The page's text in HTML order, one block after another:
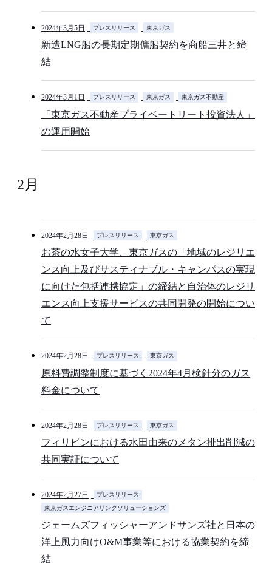
2024年3月5日 プレスリリース 東京ガス
新造LNG船の長期定期傭船契約を商船三井と締
結
2024年3月1日 プレスリリース 東京ガス 東京ガス不動産
「東京ガス不動産プライベートリート投資法人」
の運用開始
2月
2024年2月28日 プレスリリース 東京ガス
お茶の水女子大学、東京ガスの「地域のレジリエ
ンス向上及びサスティナブル・キャンパスの実現
に向けた包括連携協定」の締結と自治体のレジリ
エンス向上支援サービスの共同開発の開始につい
て
2024年2月28日 プレスリリース 東京ガス
原料費調整制度に基づく2024年4月検針分のガス
料金について
2024年2月28日 プレスリリース 東京ガス
フィリピンにおける水田由来のメタン排出削減の
共同実証について
2024年2月27日
プレスリリース
東京ガスエンジニアリングソリューションズ
ジェームズフィッシャーアンドサンズ社と日本の
洋上風力向けO&M事業等における協業契約を締
結